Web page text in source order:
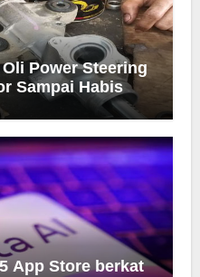
Power Steering
Sampai Habis
App Store berkat